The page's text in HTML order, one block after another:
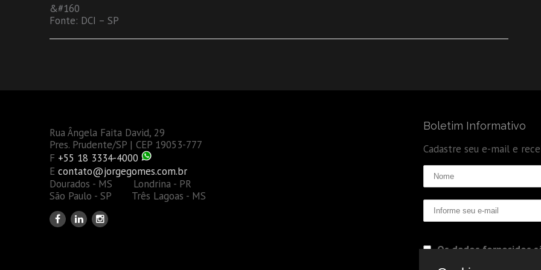
&#160
Fonte: DCI – SP
Rua Ângela Faita David, 29
Pres. Prudente/SP | CEP 19053-777
F +55 18 3334-4000
E contato@jorgegomes.com.br
Dourados - MS Londrina - PR
São Paulo - SP Três Lagoas - MS
Boletim Informativo
Cadastre seu e-mail e
Os dados fornecidos